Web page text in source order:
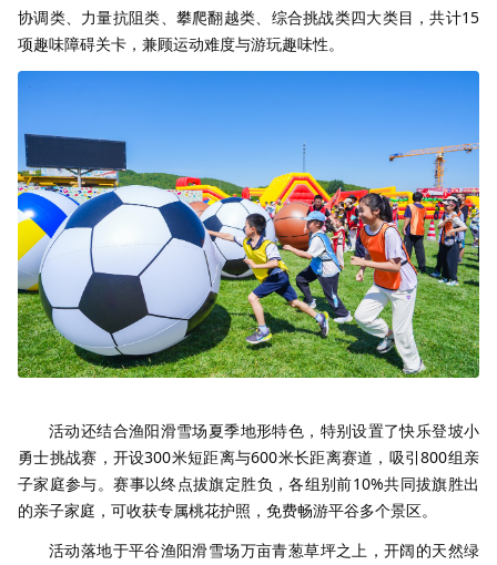
协调类、力量抗阻类、攀爬翻越类、综合挑战类四大类目，共计15
项趣味障碍关卡，兼顾运动难度与游玩趣味性。
活动还结合渔阳滑雪场夏季地形特色，特别设置了快乐登坡小
勇士挑战赛，开设300米短距离与600米长距离赛道，吸引800组亲
子家庭参与。赛事以终点拔旗定胜负，各组别前10%共同拔旗胜出
的亲子家庭，可收获专属桃花护照，免费畅游平谷多个景区。
活动落地于平谷渔阳滑雪场万亩青葱草坪之上，开阔的天然绿